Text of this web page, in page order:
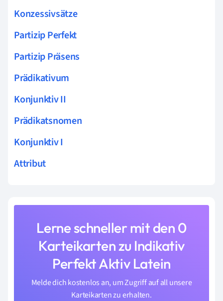
Konzessivsätze
Partizip Perfekt
Partizip Präsens
Prädikativum
Konjunktiv II
Prädikatsnomen
Konjunktiv I
Attribut
Lerne schneller mit den 0
Karteikarten zu Indikativ
Perfekt Aktiv Latein
Melde dich kostenlos an, um Zugriff auf all unsere
Karteikarten zu erhalten.